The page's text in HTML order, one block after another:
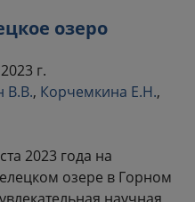
озеро
г.
В.В., Корчемкина Е.Н.,
2023 года на
озере в Горном